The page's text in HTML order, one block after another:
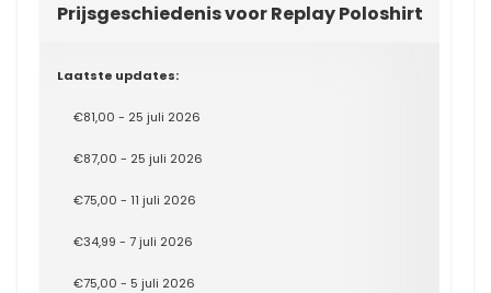
Prijsgeschiedenis voor Replay Poloshirt
Laatste updates:
€81,00 - 25 juli 2026
€87,00 - 25 juli 2026
€75,00 - 11 juli 2026
€34,99 - 7 juli 2026
€75,00 - 5 juli 2026